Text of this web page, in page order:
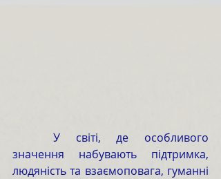
значення набувають підтримка,
людяність та взаємоповага, гуманні